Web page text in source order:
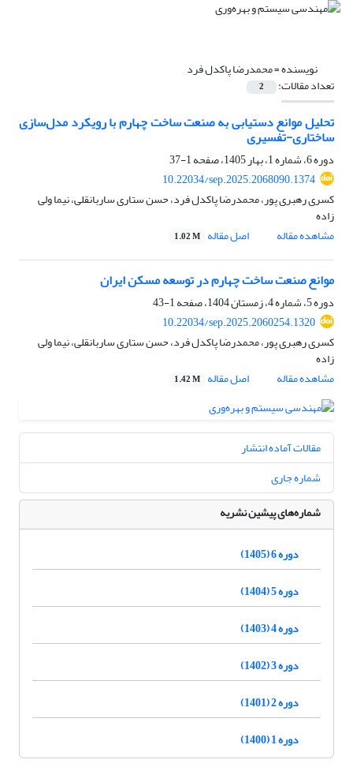
نویسنده =محمدرضا پاکدل فرد
تعداد مقالات: 2
تحلیل موانع دستیابی به صنعت ساخت چهارم با رویکرد مدل‌سازی
ساختاری-تفسیری
دوره 6، شماره 1، بهار 1405، صفحه
1-37
10.22034/sep.2025.2068090.1374
کسری رهبری پور، محمدرضا پاکدل فرد، حسن ستاری ساربانقلی، نیما ولی
زاده
مشاهده مقاله
اصل مقاله 1.02 M
موانع صنعت ساخت چهارم در توسعه مسکن ایران
دوره 5، شماره 4، زمستان 1404، صفحه
1-43
10.22034/sep.2025.2060254.1320
کسری رهبری پور، محمدرضا پاکدل فرد، حسن ستاری ساربانقلی، نیما ولی
زاده
مشاهده مقاله
اصل مقاله 1.42 M
مقالات آماده انتشار
شماره جاری
شماره‌های پیشین نشریه
دوره 6 (1405)
دوره 5 (1404)
دوره 4 (1403)
دوره 3 (1402)
دوره 2 (1401)
دوره 1 (1400)